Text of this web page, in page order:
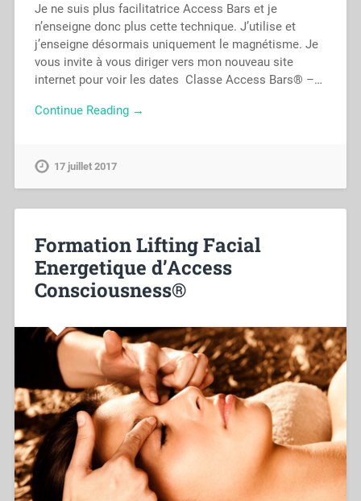
Je ne suis plus facilitatrice Access Bars et je
n’enseigne donc plus cette technique. J’utilise et
j’enseigne désormais uniquement le magnétisme. Je
vous invite à vous diriger vers mon nouveau site
internet pour voir les dates Classe Access Bars® –…
Continue Reading →
17 juillet 2017
Formation Lifting Facial
Energetique d’Access
Consciousness®